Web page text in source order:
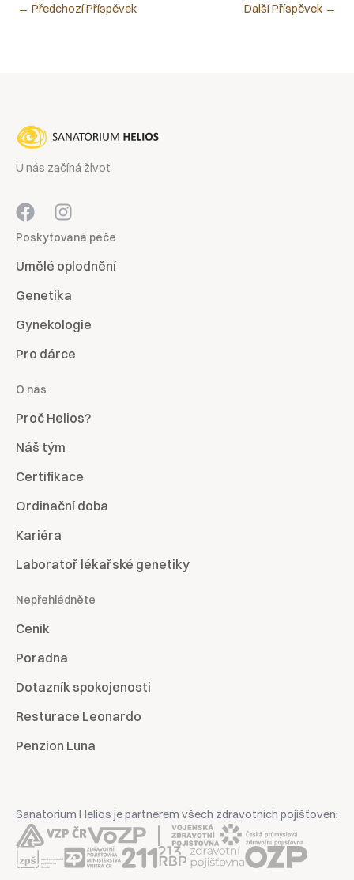
← Předchozí Příspěvek Další Příspěvek →
U nás začíná život
Poskytovaná péče
Umělé oplodnění
Genetika
Gynekologie
Pro dárce
O nás
Proč Helios?
Náš tým
Certifikace
Ordinační doba
Kariéra
Laboratoř lékařské genetiky
Nepřehlédněte
Ceník
Poradna
Dotazník spokojenosti
Resturace Leonardo
Penzion Luna
Sanatorium Helios je partnerem všech zdravotních pojišťoven: